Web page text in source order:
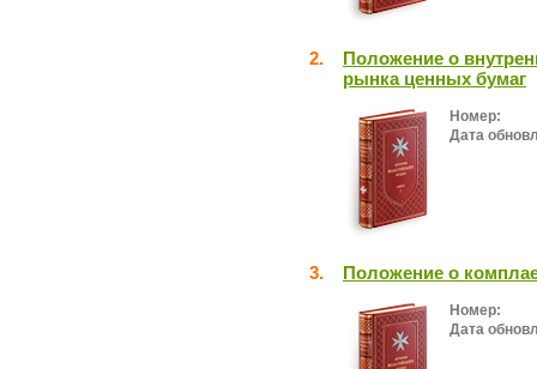
2.
Положение о
рынка ценных бумаг
Номер:
Дата
3. Положение о
Номер:
Дата